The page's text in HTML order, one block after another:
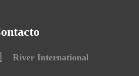
River International